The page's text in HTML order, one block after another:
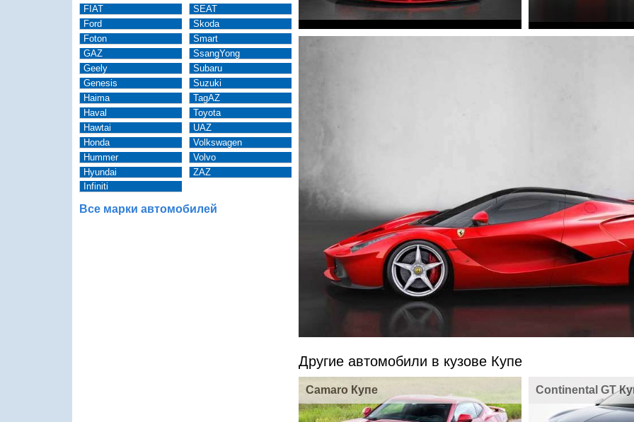
FIAT
Ford
Foton
GAZ
Geely
Genesis
Haima
Haval
Hawtai
Honda
Hummer
Hyundai
Infiniti
SEAT
Skoda
Smart
SsangYong
Subaru
Suzuki
TagAZ
Toyota
UAZ
Volkswagen
Volvo
ZAZ
Все марки автомобилей
Другие автомобили в кузове Купе
Camaro Купе Continental GT